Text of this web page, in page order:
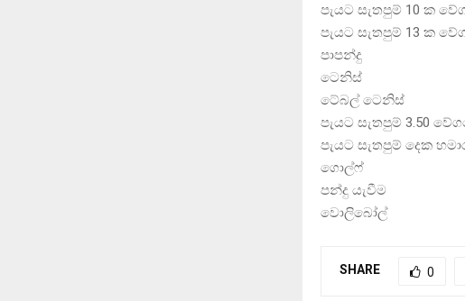
පැයට සැතපුම්
පැයට සැතපුම් 13 ක
ටේබල්
පැයට සැතපුම්
පැයට සැතපුම් දෙක
පන්දු
SHARE 0